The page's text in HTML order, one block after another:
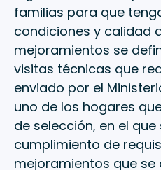
familias para que
condiciones y calidad
mejoramientos se
visitas técnicas que
enviado por el
uno de los hogares
de selección, en el
cumplimiento de
mejoramientos que se